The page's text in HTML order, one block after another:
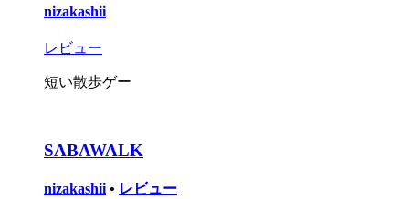
nizakashii
レビュー
短い散歩ゲー
SABAWALK
nizakashii • レビュー